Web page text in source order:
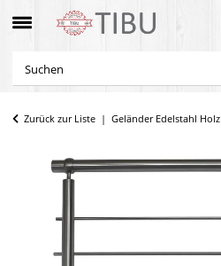
Zurück zur Liste Geländer Edelstahl Holz